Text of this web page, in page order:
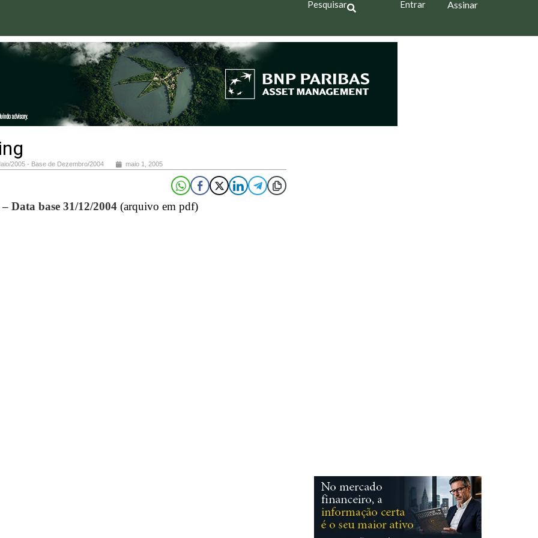
Pesquisar Entrar Assinar
2005 - Base de Dezembro/2004 maio 1, 2005
Data base 31/12/2004 (arquivo em pdf)